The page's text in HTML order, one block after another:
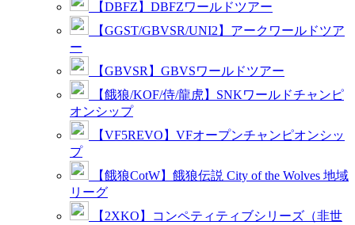
【DBFZ】DBFZワールドツアー
【GGST/GBVSR/UNI2】アークワールドツア
ー
【GBVSR】GBVSワールドツアー
【餓狼/KOF/侍/龍虎】SNKワールドチャンピ
オンシップ
【VF5REVO】VFオープンチャンピオンシッ
プ
【餓狼CotW】餓狼伝説 City of the Wolves 地域
リーグ
【2XKO】コンペティティブシリーズ（非世